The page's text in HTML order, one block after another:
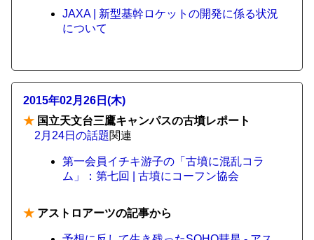
JAXA | 新型基幹ロケットの開発に係る状況
について
2015年02月26日(木)
★ 国立天文台三鷹キャンパスの古墳レポート
2月24日の話題関連
第一会員イチキ游子の「古墳に混乱コラ
ム」：第七回 | 古墳にコーフン協会
★ アストロアーツの記事から